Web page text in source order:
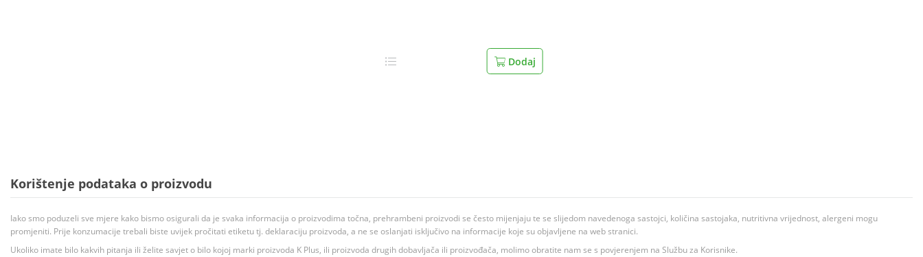
Dodaj
Korištenje podataka o proizvodu
Iako smo poduzeli sve mjere kako bismo osigurali da je svaka informacija o proizvodima točna, prehrambeni proizvodi se često mijenjaju te se slijedom navedenoga sastojci, količina sastojaka, nutritivna vrijednost, alergeni mogu
promjeniti. Prije konzumacije trebali biste uvijek pročitati etiketu tj. deklaraciju proizvoda, a ne se oslanjati isključivo na informacije koje su objavljene na web stranici.
Ukoliko imate bilo kakvih pitanja ili želite savjet o bilo kojoj marki proizvoda K Plus, ili proizvoda drugih dobavljača ili proizvođača, molimo obratite nam se s povjerenjem na Službu za Korisnike.